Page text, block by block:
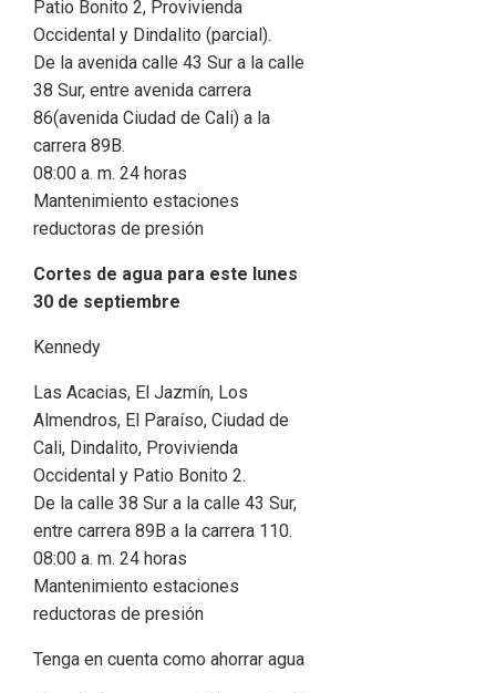
Patio Bonito 2, Provivienda
Occidental y Dindalito (parcial).
De la avenida calle 43 Sur a la calle
38 Sur, entre avenida carrera
86(avenida Ciudad de Cali) a la
carrera 89B.
08:00 a. m. 24 horas
Mantenimiento estaciones
reductoras de presión
Cortes de agua para este lunes
30 de septiembre
Kennedy
Las Acacias, El Jazmín, Los
Almendros, El Paraíso, Ciudad de
Cali, Dindalito, Provivienda
Occidental y Patio Bonito 2.
De la calle 38 Sur a la calle 43 Sur,
entre carrera 89B a la carrera 110.
08:00 a. m. 24 horas
Mantenimiento estaciones
reductoras de presión
Tenga en cuenta como ahorrar agua